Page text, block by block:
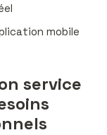
mobile
service